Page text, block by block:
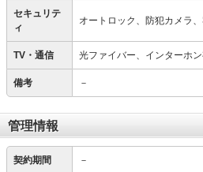
セキュリテ
ィ
オートロック、防犯カメラ
TV・通信 光ファイバー、インターホン
備考 －
管理情報
契約期間 －